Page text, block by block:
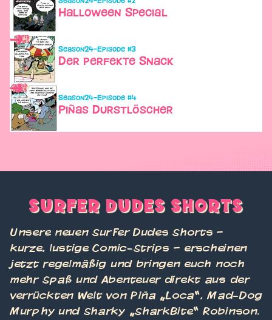
Halloween Special
Season24–Episode #3
Der perfekte Snack
Season24–Episode #4
Piñas Durstlöscher
SURFER DUDES SHORTS
Unsere neuen Surfer Dudes Shorts –
kurze, lustige Comic-Strips – erscheinen
jetzt regelmäßig und bringen euch noch
mehr Spaß und Abenteuer direkt aus der
verrückten Welt von Piña „Loca“, Mad-Dog
Murphy und Sharky „SharkBite“ Robinson.